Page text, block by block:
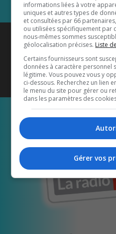
Coyote New
également
Écoutez-
informations liées à votre
uniques et autres types de
et consultées par 66
ou utilisées spécifiquement par
nous-mêmes sommes
géolocalisation précises. Liste
Certains fournisseurs sont
données à caractère personnel
légitime. Vous pouvez vous y
ci-dessous. Recherchez un lien
le menu du site pour gérer ou
dans les paramètres des
Gérer vos